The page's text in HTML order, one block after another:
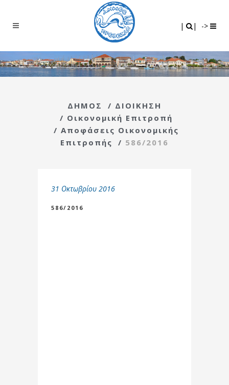
| | ->
ΔΗΜΟΣ / ΔΙΟΙΚΗΣΗ
/ Οικονομική Επιτροπή
/ Αποφάσεις Οικονομικής
Επιτροπής
/ 586/2016
31 Οκτωβρίου 2016
586/2016